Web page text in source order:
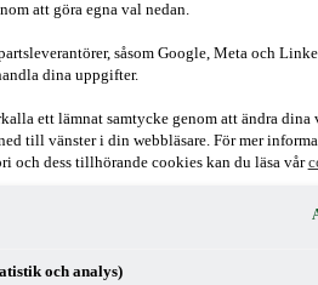
och samhälle som inger förtroende
del. Vi har nyligen intervjuat svenska
ser att många efterfrågar
och även att enskilda skatter lyfts upp
vi ställa politikerna mot väggen och
berättar Kajsa Boqvist,
Sverige.
juni publicerar vi nya avsnitt med
Intervjuerna leds av Anders
från PwC och först ut i serien
att göra egna val nedan.
såsom Google, Meta och
dina uppgifter.
ett lämnat samtycke genom att ändra dina
till vänster i din webbläsare. För mer
och dess tillhörande cookies kan du läsa vår
och analys)